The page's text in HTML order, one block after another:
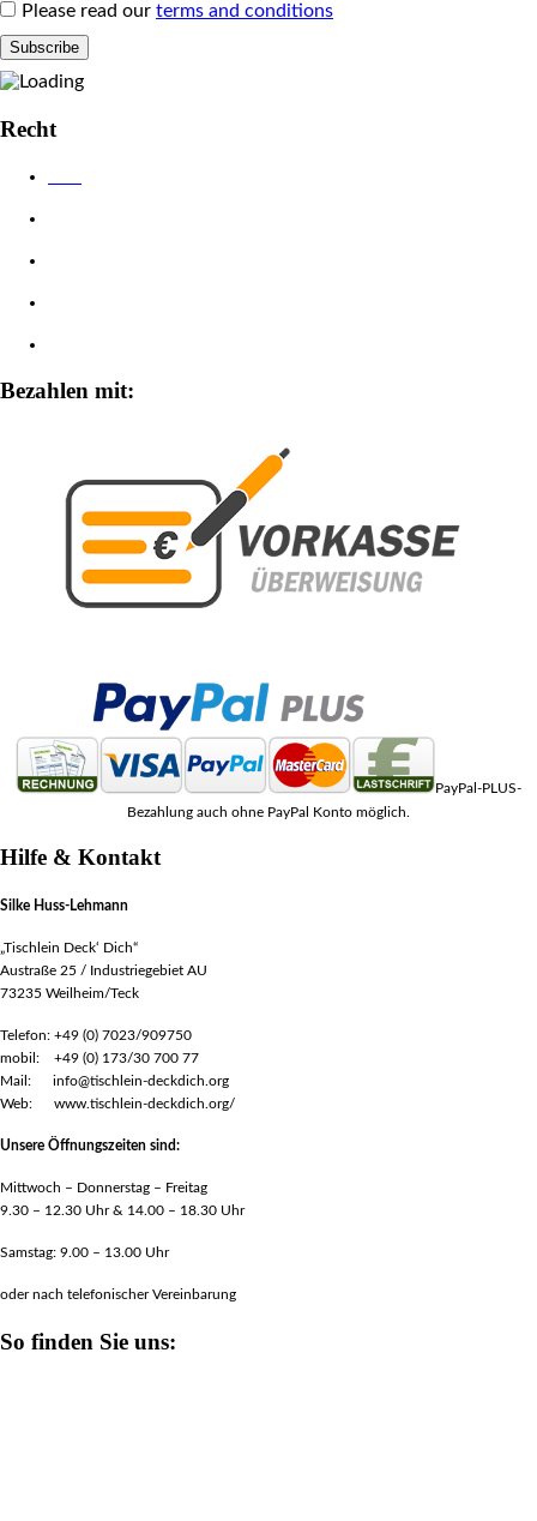
Please read our terms and conditions
Recht
Bezahlen mit:
PayPal-PLUS-
Bezahlung auch ohne PayPal Konto möglich.
Hilfe & Kontakt
Silke Huss-Lehmann
„Tischlein Deck‘ Dich“
Austraße 25 / Industriegebiet AU
73235 Weilheim/Teck
Telefon: +49 (0) 7023/909750
mobil: +49 (0) 173/30 700 77
Mail: info@tischlein-deckdich.org
Web: www.tischlein-deckdich.org/
Unsere Öffnungszeiten sind:
Mittwoch – Donnerstag – Freitag
9.30 – 12.30 Uhr & 14.00 – 18.30 Uhr
Samstag: 9.00 – 13.00 Uhr
oder nach telefonischer Vereinbarung
So finden Sie uns: